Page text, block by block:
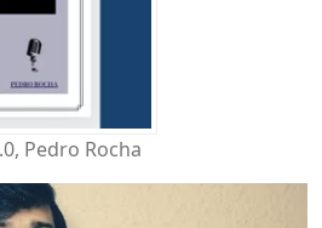
Pedro Rocha